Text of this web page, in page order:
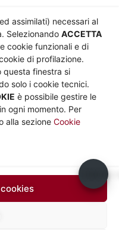
assimilati) necessari al
Selezionando ACCETTA
cookie funzionali e di
di profilazione.
questa finestra si
solo i cookie tecnici.
è possibile gestire le
ogni momento. Per
alla sezione Cookie
genere
gare
Usiamo